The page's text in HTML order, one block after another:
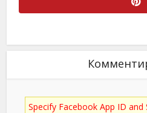
Specify Facebook App ID